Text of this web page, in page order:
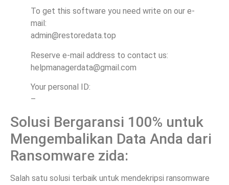
To get this software you need write on our e-
mail:
admin@restoredata.top
Reserve e-mail address to contact us:
helpmanagerdata@gmail.com
Your personal ID:
–
Solusi Bergaransi 100% untuk
Mengembalikan Data Anda dari
Ransomware zida:
Salah satu solusi terbaik untuk mendekripsi ransomware